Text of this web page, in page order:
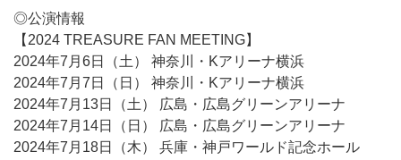
◎公演情報
【2024 TREASURE FAN MEETING】
2024年7月6日（土） 神奈川・Kアリーナ横浜
2024年7月7日（日） 神奈川・Kアリーナ横浜
2024年7月13日（土） 広島・広島グリーンアリーナ
2024年7月14日（日） 広島・広島グリーンアリーナ
2024年7月18日（木） 兵庫・神戸ワールド記念ホール